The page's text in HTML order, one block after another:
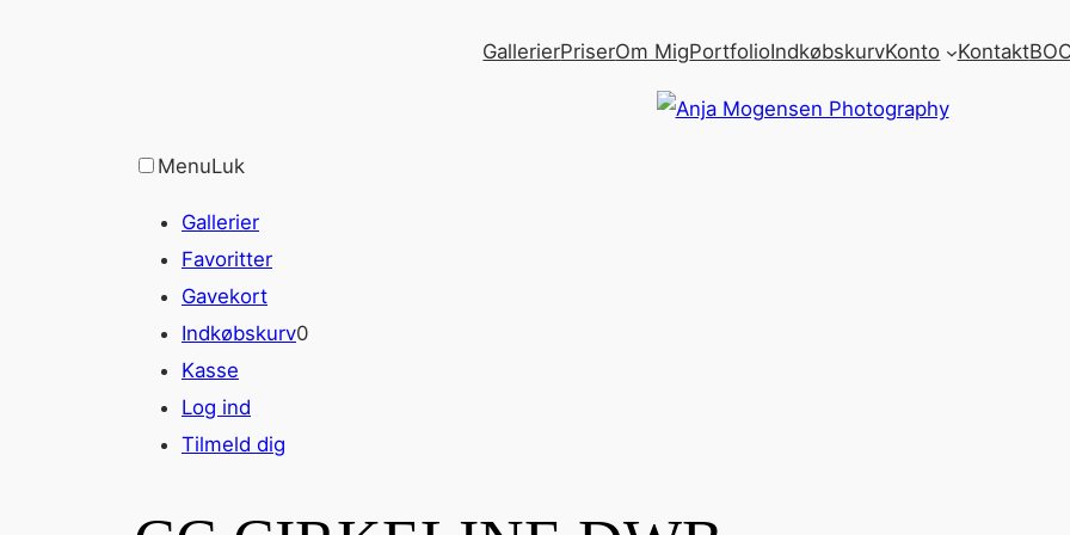
GallerierPriserOm MigPortfolioIndkøbskurvKonto Kontakt
MenuLuk
Gallerier
Favoritter
Gavekort
Indkøbskurv0
Kasse
Log ind
Tilmeld dig